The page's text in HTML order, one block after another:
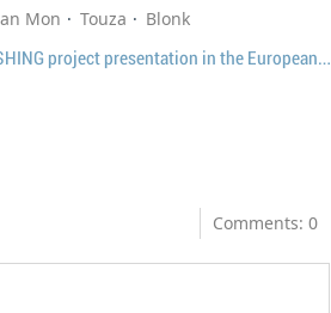
Mon Touza Blonk
EP51 Press release - SAFEFISHING project presentation in the European Parliament
Comments: 0